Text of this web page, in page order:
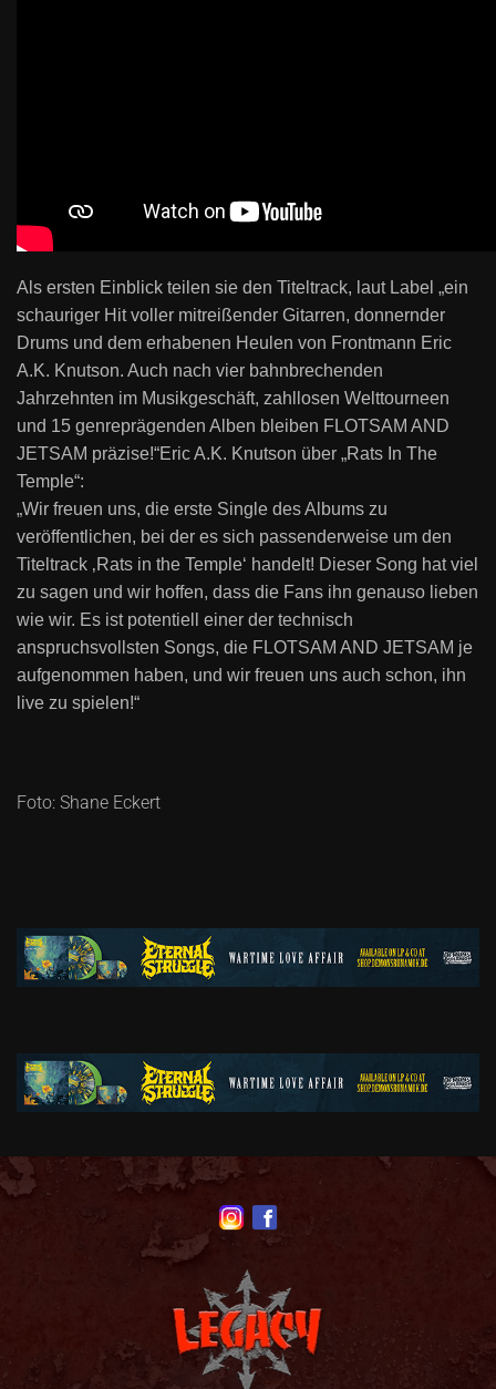
Als ersten Einblick teilen sie den Titeltrack, laut Label „ein
schauriger Hit voller mitreißender Gitarren, donnernder
Drums und dem erhabenen Heulen von Frontmann Eric
A.K. Knutson. Auch nach vier bahnbrechenden
Jahrzehnten im Musikgeschäft, zahllosen Welttourneen
und 15 genreprägenden Alben bleiben FLOTSAM AND
JETSAM präzise!“Eric A.K. Knutson über „Rats In The
Temple“:
„Wir freuen uns, die erste Single des Albums zu
veröffentlichen, bei der es sich passenderweise um den
Titeltrack ‚Rats in the Temple‘ handelt! Dieser Song hat viel
zu sagen und wir hoffen, dass die Fans ihn genauso lieben
wie wir. Es ist potentiell einer der technisch
anspruchsvollsten Songs, die FLOTSAM AND JETSAM je
aufgenommen haben, und wir freuen uns auch schon, ihn
live zu spielen!“
Foto: Shane Eckert